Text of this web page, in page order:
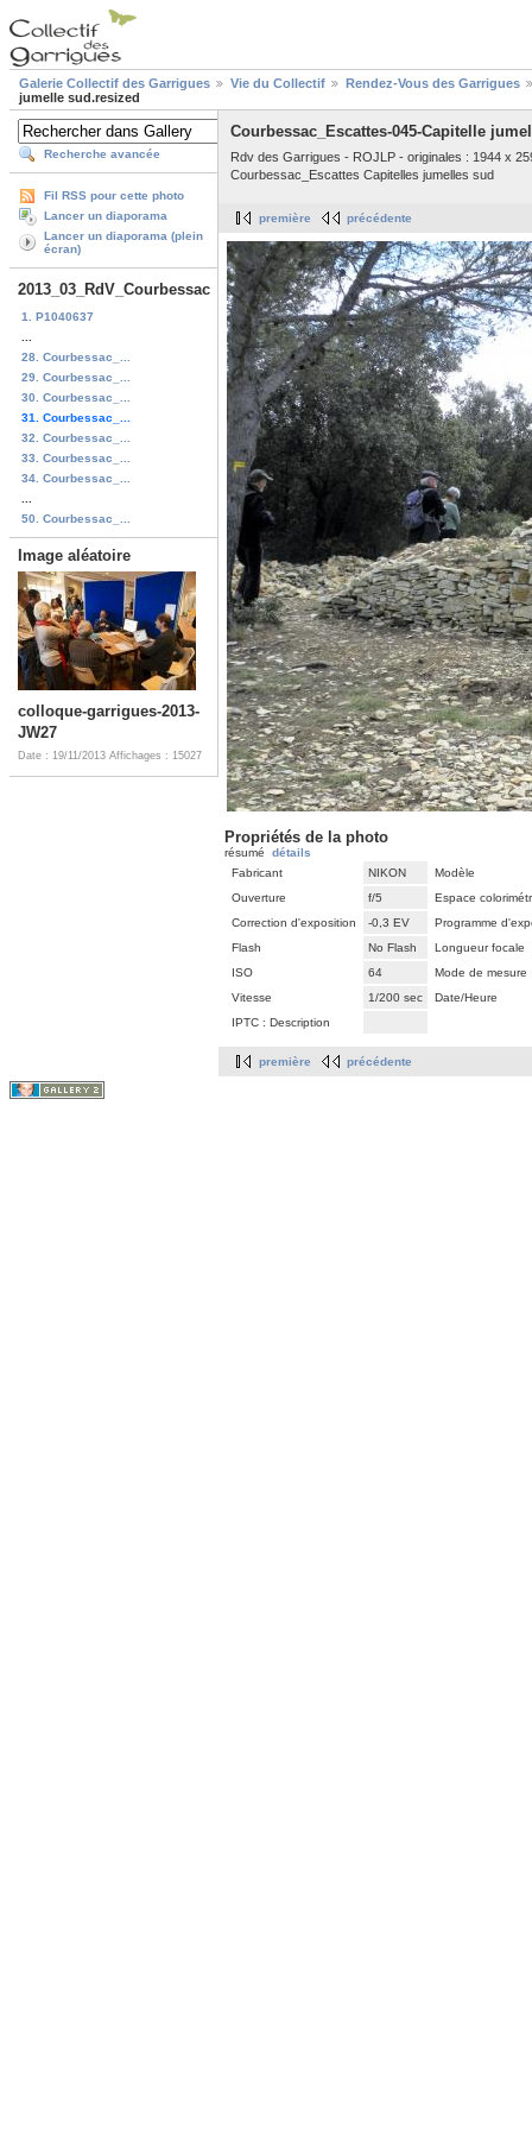
Galerie Collectif des Garrigues Vie du Collectif
Rendez-Vous des Garrigues
jumelle sud.resized
Recherche avancée
Fil RSS pour cette photo
Lancer un diaporama
Lancer un diaporama (plein
écran)
2013_03_RdV_Courbessac
1. P1040637
28. Courbessac_...
29. Courbessac_...
30. Courbessac_...
31. Courbessac_...
32. Courbessac_...
33. Courbessac_...
34. Courbessac_...
50. Courbessac_...
Image aléatoire
colloque-garrigues-2013-
JW27
Date : 19/11/2013 Affichages : 15027
Courbessac_Escattes-045-Capitelle
Rdv des Garrigues - ROJLP - originales : 1944 x
Courbessac_Escattes Capitelles jumelles sud
première précédente
Propriétés de la photo
résumé détails
Fabricant
NIKON
Modèle
Ouverture
f/5
Espace
Correction d'exposition
-0,3 EV
Programme
Flash
No Flash
Longueur focale
ISO
64
Mode de mesure
Vitesse
1/200 sec
Date/Heure
IPTC : Description
première précédente